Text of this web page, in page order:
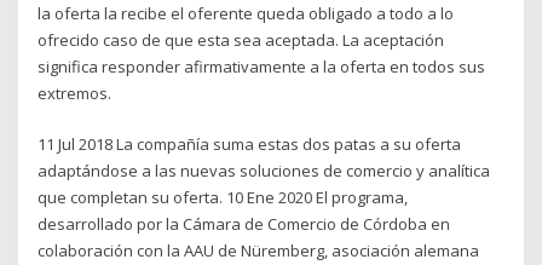
la oferta la recibe el oferente queda obligado a todo a lo
ofrecido caso de que esta sea aceptada. La aceptación
significa responder afirmativamente a la oferta en todos sus
extremos.
11 Jul 2018 La compañía suma estas dos patas a su oferta
adaptándose a las nuevas soluciones de comercio y analítica
que completan su oferta. 10 Ene 2020 El programa,
desarrollado por la Cámara de Comercio de Córdoba en
colaboración con la AAU de Nüremberg, asociación alemana